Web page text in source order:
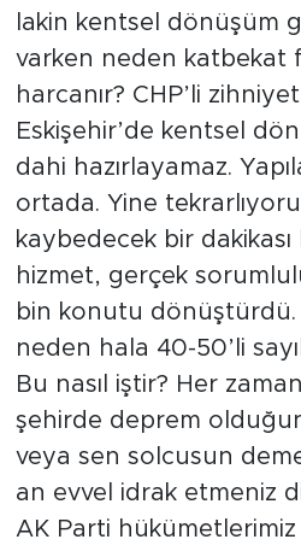
lakin kentsel dönüşüm
varken neden katbekat
harcanır? CHP’li
Eskişehir’de kentsel
dahi hazırlayamaz.
ortada. Yine
kaybedecek bir
hizmet, gerçek
bin konutu dönüştürdü.
neden hala 40-50’li
Bu nasıl iştir? Her
şehirde deprem
veya sen solcusun
an evvel idrak etmeniz
AK Parti hükümetlerimiz